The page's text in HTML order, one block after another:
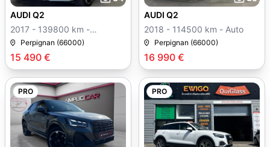
15 490 €
AUDI Q2
2017 - 139800 km -
Manuelle
Perpignan (66000)
16 990 €
AUDI Q2
2018 - 114500 km - Auto
Perpignan (66000)
PRO PRO